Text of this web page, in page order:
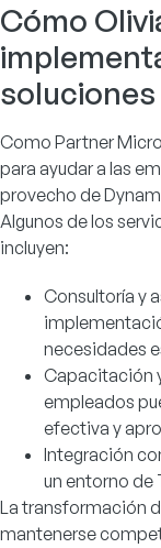
Cómo
soluciones
Como Partner
para ayudar a las
provecho de
Algunos de los
incluyen:
Consultoría y
necesidades
Capacitación
empleados
efectiva y
Integración
un entorno de
La transformación
mantenerse